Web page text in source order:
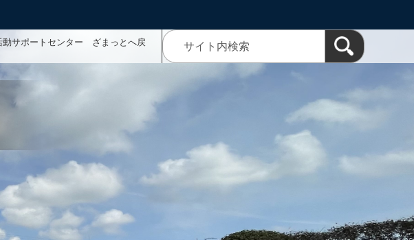
動サポートセンター ざまっとへ戻